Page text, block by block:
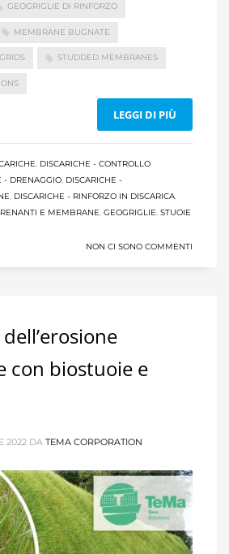
GEOGRIGLIE DI RINFORZO
MEMBRANE BUGNATE
STUDDED MEMBRANES
LEGGI DI PIÙ
, DISCARICHE - CONTROLLO
- DRENAGGIO, DISCARICHE -
, DISCARICHE - RINFORZO IN DISCARICA,
E MEMBRANE, GEOGRIGLIE, STUOIE
NON CI SONO COMMENTI
con biostuoie e
2022 DA TEMA CORPORATION